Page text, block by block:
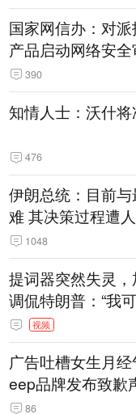
国家网信办：对
产品启动网络安全
390
知情人士：沃什
476
伊朗总统：目前
难 其决策过程遭
1048
提词器突然失灵
调侃特朗普：“我
人，把这当成一场
视频
广告吐槽女生月
eep品牌发布致歉
86